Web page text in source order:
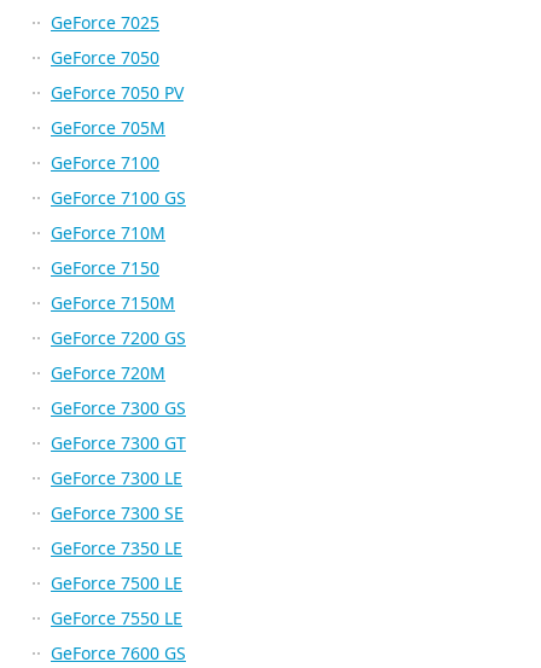
GeForce 7025
GeForce 7050
GeForce 7050 PV
GeForce 705M
GeForce 7100
GeForce 7100 GS
GeForce 710M
GeForce 7150
GeForce 7150M
GeForce 7200 GS
GeForce 720M
GeForce 7300 GS
GeForce 7300 GT
GeForce 7300 LE
GeForce 7300 SE
GeForce 7350 LE
GeForce 7500 LE
GeForce 7550 LE
GeForce 7600 GS